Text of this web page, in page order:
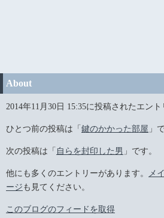
About
2014年11月30日 15:35に投稿されたエント
ひとつ前の投稿は「 鍵のかかった部屋 」
次の投稿は「 自らを封印した男 」です。
他にも多くのエントリーがあります。 メ
ージ も見てください。
このブログのフィードを取得